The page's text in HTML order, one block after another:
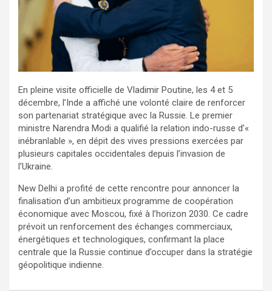
En pleine visite officielle de Vladimir Poutine, les 4 et 5
décembre, l’Inde a affiché une volonté claire de renforcer
son partenariat stratégique avec la Russie. Le premier
ministre Narendra Modi a qualifié la relation indo-russe d’«
inébranlable », en dépit des vives pressions exercées par
plusieurs capitales occidentales depuis l’invasion de
l’Ukraine.
New Delhi a profité de cette rencontre pour annoncer la
finalisation d’un ambitieux programme de coopération
économique avec Moscou, fixé à l’horizon 2030. Ce cadre
prévoit un renforcement des échanges commerciaux,
énergétiques et technologiques, confirmant la place
centrale que la Russie continue d’occuper dans la stratégie
géopolitique indienne.